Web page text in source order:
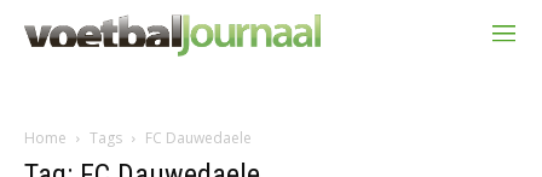
Home Tags FC Dauwedaele